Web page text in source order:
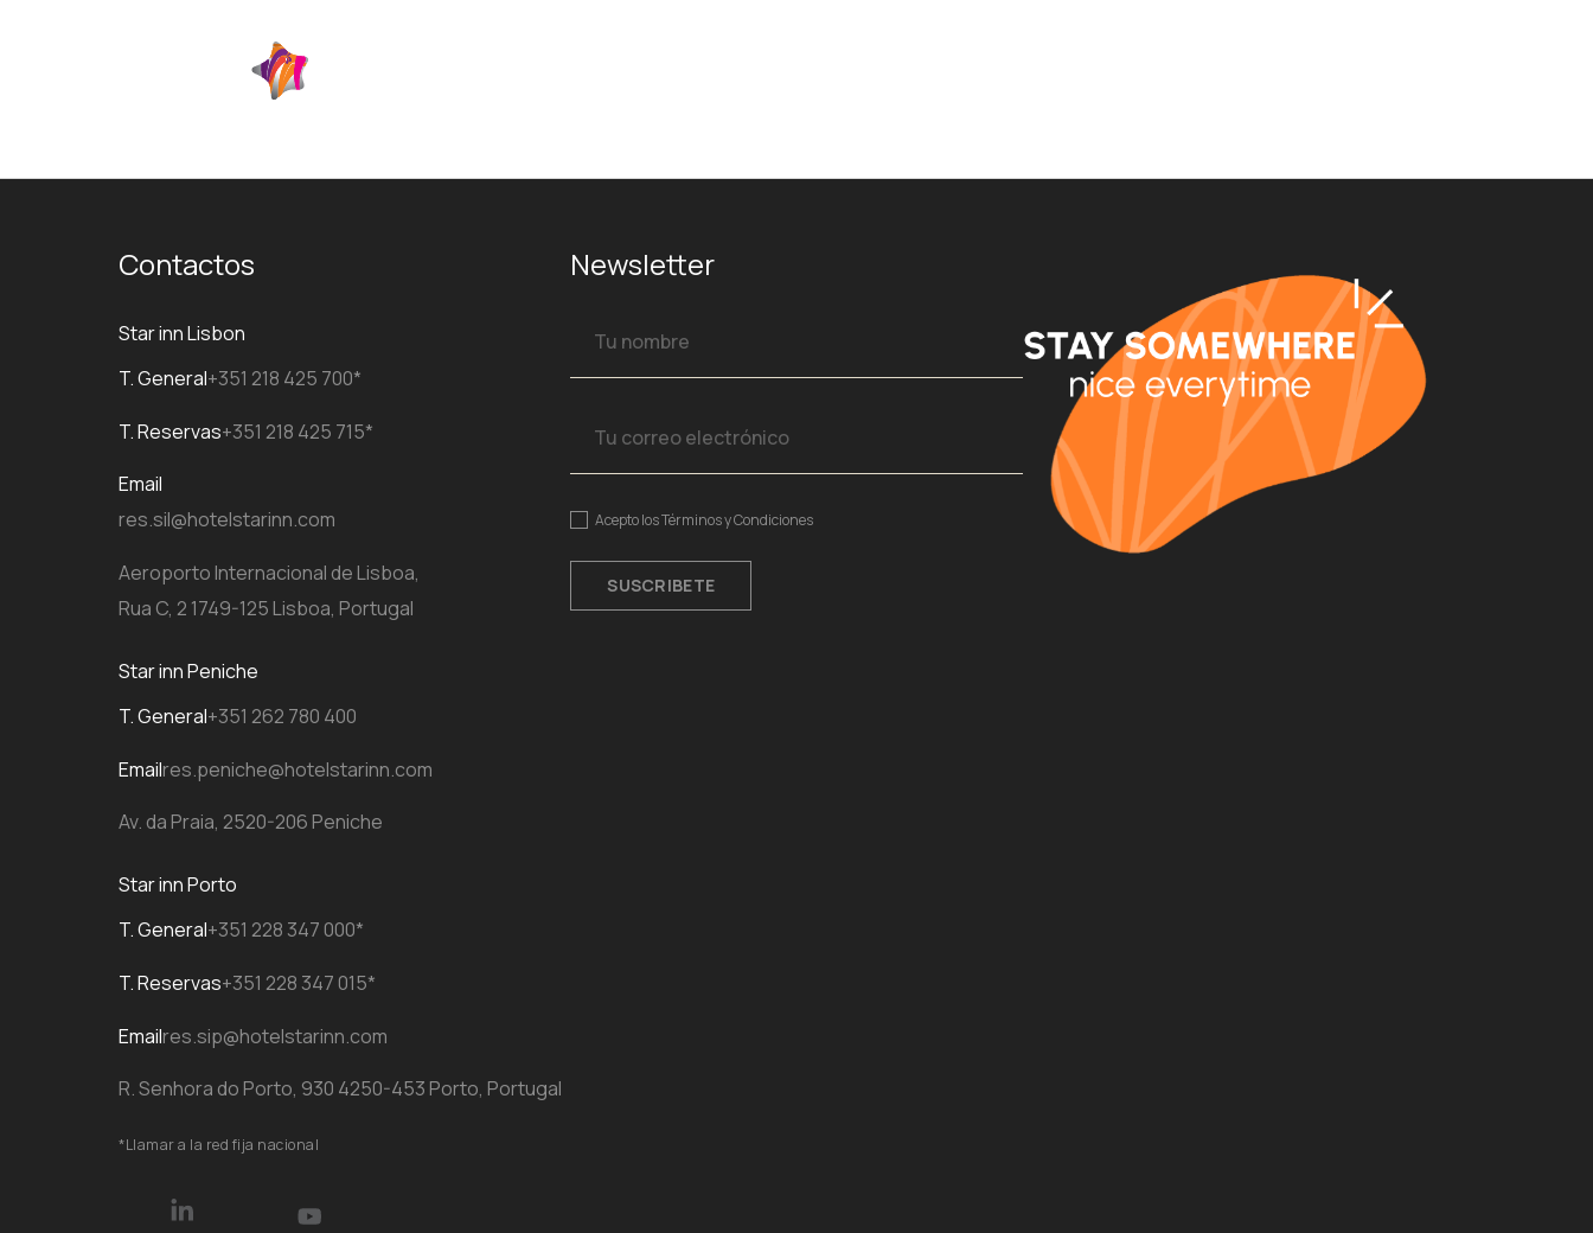
Contactos
Star inn Lisbon
T. General+351 218 425 700*
T. Reservas+351 218 425 715*
Email
res.sil@hotelstarinn.com
Aeroporto Internacional de Lisboa,
Rua C, 2 1749-125 Lisboa, Portugal
Star inn Peniche
T. General+351 262 780 400
Emailres.peniche@hotelstarinn.com
Av. da Praia, 2520-206 Peniche
Star inn Porto
T. General+351 228 347 000*
T. Reservas+351 228 347 015*
Emailres.sip@hotelstarinn.com
R. Senhora do Porto, 930 4250-453 Porto, Portugal
*Llamar a la red fija nacional
Newsletter
Acepto losTérminos y Condiciones
SUSCRIBETE